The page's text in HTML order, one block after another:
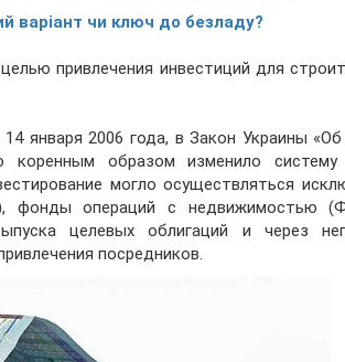
варіант чи ключ до безладу?
привлечения инвестиций для
января 2006 года, в Закон Украины
образом изменило систему
могло осуществляться
фонды операций с недвижимостью
целевых облигаций и через
посредников.